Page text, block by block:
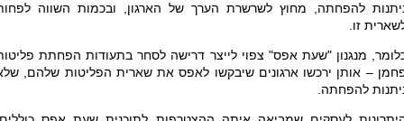
להפחתה, מחוץ לשרשרת הערך של הארגון, ובכמות השווה
זו.
מנגנון "שעת אפס" צפוי לייצר דרישה לסחר בתעודות הפחתת
– אותן ירכשו ארגונים שיבקשו לאפס את שארית הפליטות שלהם,
להפחתה.